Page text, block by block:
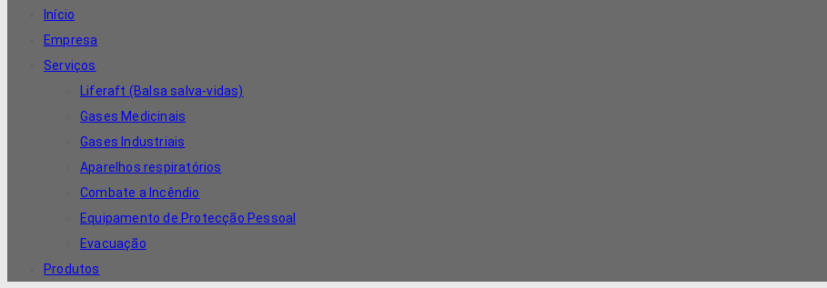
Início
Empresa
Serviços
Liferaft (Balsa salva-vidas)
Gases Medicinais
Gases Industriais
Aparelhos respiratórios
Combate a Incêndio
Equipamento de Protecção Pessoal
Evacuação
Produtos